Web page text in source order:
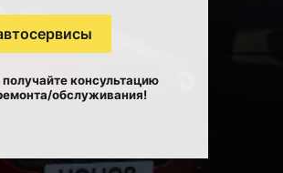
консультацию
обслуживания!